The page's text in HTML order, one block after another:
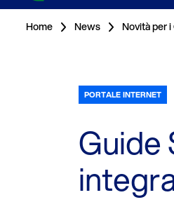
Home News Novità per
PORTALE INTERNET
Guide